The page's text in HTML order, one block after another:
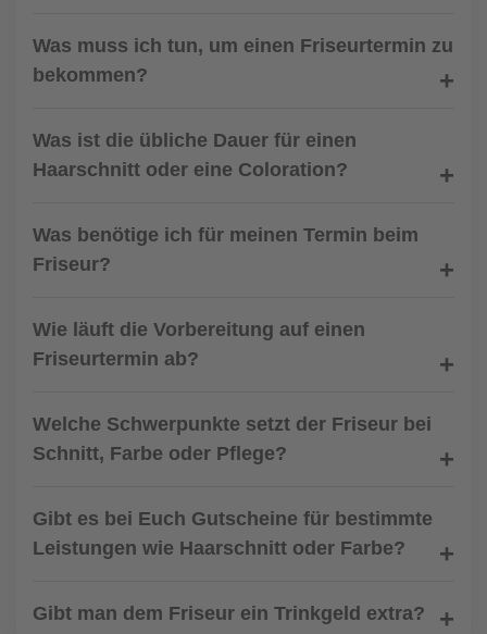
Was muss ich tun, um einen Friseurtermin zu
bekommen?
Was ist die übliche Dauer für einen
Haarschnitt oder eine Coloration?
Was benötige ich für meinen Termin beim
Friseur?
Wie läuft die Vorbereitung auf einen
Friseurtermin ab?
Welche Schwerpunkte setzt der Friseur bei
Schnitt, Farbe oder Pflege?
Gibt es bei Euch Gutscheine für bestimmte
Leistungen wie Haarschnitt oder Farbe?
Gibt man dem Friseur ein Trinkgeld extra?